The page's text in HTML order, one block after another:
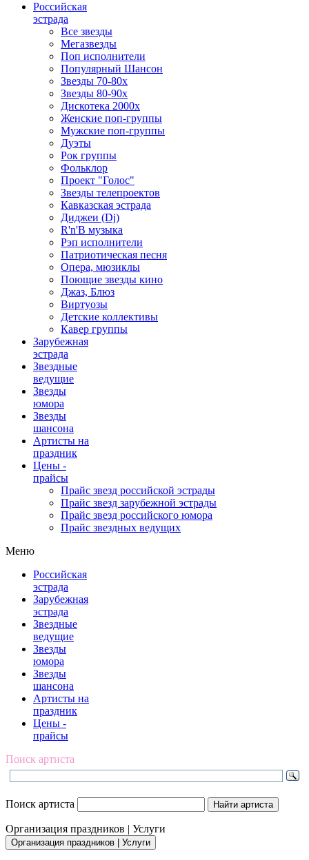
Российская
эстрада
Все звезды
Мегазвезды
Поп исполнители
Популярный Шансон
Звезды 70-80х
Звезды 80-90х
Дискотека 2000х
Женские поп-группы
Мужские поп-группы
Дуэты
Рок группы
Фольклор
Проект "Голос"
Звезды телепроектов
Кавказская эстрада
Диджеи (Dj)
R'n'B музыка
Рэп исполнители
Патриотическая песня
Опера, мюзиклы
Поющие звезды кино
Джаз, Блюз
Виртуозы
Детские коллективы
Кавер группы
Зарубежная
эстрада
Звездные
ведущие
Звезды
юмора
Звезды
шансона
Артисты на
праздник
Цены -
прайсы
Прайс звезд российской эстрады
Прайс звезд зарубежной эстрады
Прайс звезд российского юмора
Прайс звездных ведущих
Меню
Российская
эстрада
Зарубежная
эстрада
Звездные
ведущие
Звезды
юмора
Звезды
шансона
Артисты на
праздник
Цены -
прайсы
Поиск артиста
Поиск артиста
Организация праздников | Услуги
Организация праздников | Услуги